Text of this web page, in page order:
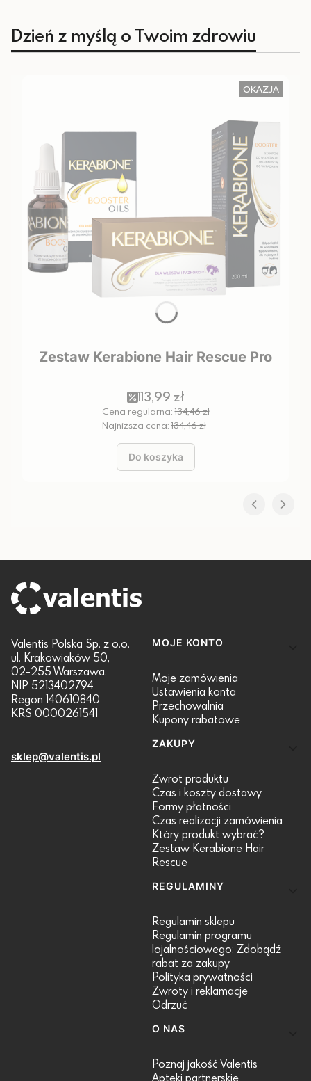
Dzień z myślą o Twoim zdrowiu
OKAZJA
Zestaw Kerabione Hair Rescue Pro
113,99 zł
Cena regularna:134,46 zł
Najniższa cena:134,46 zł
Do koszyka
Valentis Polska Sp. z o.o.
ul. Krakowiaków 50,
02-255 Warszawa.
NIP 5213402794
Regon 140610840
KRS 0000261541
sklep@valentis.pl
Linki w stopce
MOJE KONTO
Moje zamówienia
Ustawienia konta
Przechowalnia
Kupony rabatowe
ZAKUPY
Zwrot produktu
Czas i koszty dostawy
Formy płatności
Czas realizacji zamówienia
Który produkt wybrać?
Zestaw Kerabione Hair
Rescue
REGULAMINY
Regulamin sklepu
Regulamin programu
lojalnościowego: Zdobądź
rabat za zakupy
Polityka prywatności
Zwroty i reklamacje
Odrzuć
O NAS
Poznaj jakość Valentis
Apteki partnerskie